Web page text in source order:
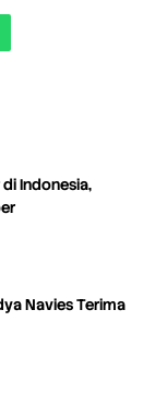
Indonesia,
Navies Terima